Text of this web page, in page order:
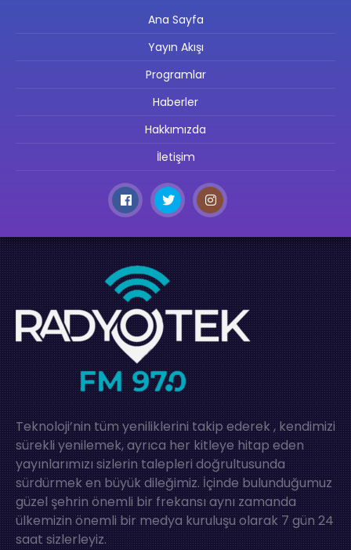
Ana Sayfa
Yayın Akışı
Programlar
Haberler
Hakkımızda
İletişim
Teknoloji’nin tüm yeniliklerini takip ederek , kendimizi
sürekli yenilemek, ayrıca her kitleye hitap eden
yayınlarımızı sizlerin talepleri doğrultusunda
sürdürmek en büyük dileğimiz. İçinde bulunduğumuz
güzel şehrin önemli bir frekansı aynı zamanda
ülkemizin önemli bir medya kuruluşu olarak 7 gün 24
saat sizlerleyiz.